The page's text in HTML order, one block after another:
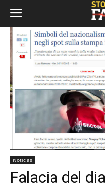
Noticias
Falacia del